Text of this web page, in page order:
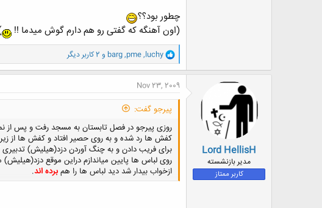
چطور بود؟؟
(اون آهنگه که گفتی رو هم دارم گوش میدما !!
و
ا
ک
ش
ا
luchy
,
pme
,
barg و 2 کاربر دیگر
Lord HellisH
مدیر بازنشسته
کاربر ممتاز
Nov 23, 2009
پیرجو گفت:
روزی پیرجو در فصل تابستان به مسجد رفت و پس از
کفش ها رد شده و به روی حصیر افتاد و کفش ها از
برای فریب دادن و به چنگ آوردن دزد(هیلیش) تدبیری
روی لباس ها پایین میاندازم دراین موقع
ازخواب بیدار شد دید لباس ها را همبرده اند.